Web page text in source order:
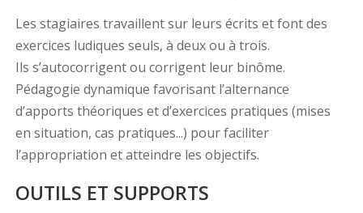
Les stagiaires travaillent sur leurs écrits et font des
exercices ludiques seuls, à deux ou à trois.
Ils s’autocorrigent ou corrigent leur binôme.
Pédagogie dynamique favorisant l’alternance
d’apports théoriques et d’exercices pratiques (mises
en situation, cas pratiques...) pour faciliter
l’appropriation et atteindre les objectifs.
OUTILS ET SUPPORTS